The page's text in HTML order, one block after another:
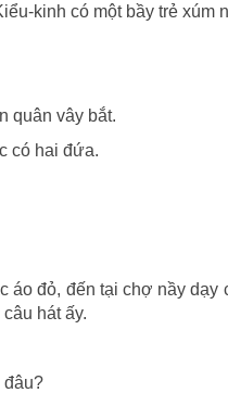
kinh có một bầy trẻ xúm
quân vây bắt.
có hai đứa.
áo đỏ, đến tại chợ nầy
hát ấy.
đâu?